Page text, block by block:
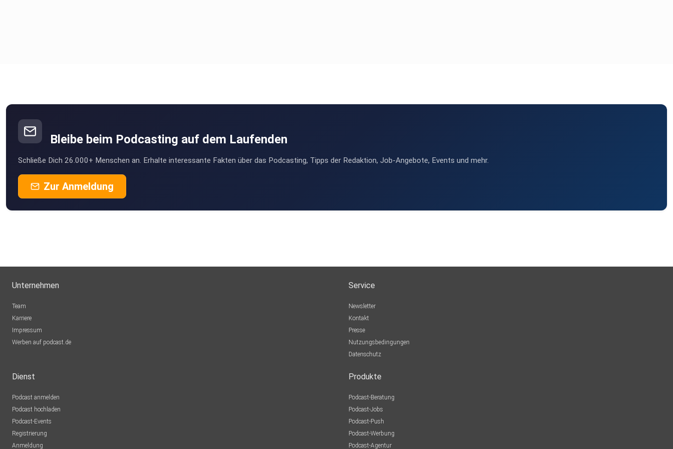
Bleibe beim Podcasting auf dem Laufenden
Schließe Dich 26.000+ Menschen an. Erhalte interessante Fakten über das Podcasting, Tipps der Redaktion, Job-Angebote, Events und mehr.
Zur Anmeldung
Unternehmen
Team
Karriere
Impressum
Werben auf podcast.de
Service
Newsletter
Kontakt
Presse
Nutzungsbedingungen
Datenschutz
Dienst
Podcast anmelden
Podcast hochladen
Podcast-Events
Registrierung
Anmeldung
Produkte
Podcast-Beratung
Podcast-Jobs
Podcast-Push
Podcast-Werbung
Podcast-Agentur